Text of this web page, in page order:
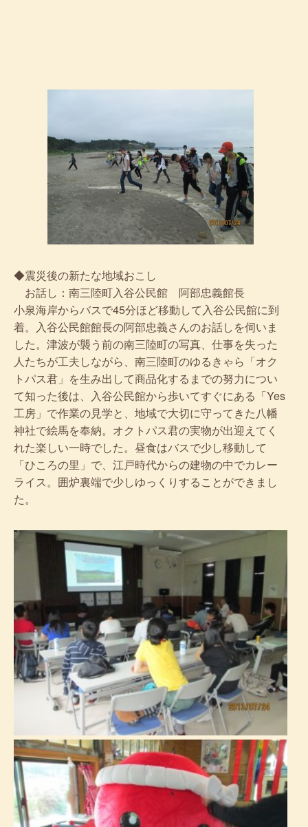
◆震災後の新たな地域おこし
お話し：南三陸町入谷公民館 阿部忠義館長
小泉海岸からバスで45分ほど移動して入谷公民館に到
着。入谷公民館館長の阿部忠義さんのお話しを伺いま
した。津波が襲う前の南三陸町の写真、仕事を失った
人たちが工夫しながら、南三陸町のゆるきゃら「オク
トパス君」を生み出して商品化するまでの努力につい
て知った後は、入谷公民館から歩いてすぐにある「Yes
工房」で作業の見学と、地域で大切に守ってきた八幡
神社で絵馬を奉納。オクトパス君の実物が出迎えてく
れた楽しい一時でした。昼食はバスで少し移動して
「ひころの里」で、江戸時代からの建物の中でカレー
ライス。囲炉裏端で少しゆっくりすることができまし
た。